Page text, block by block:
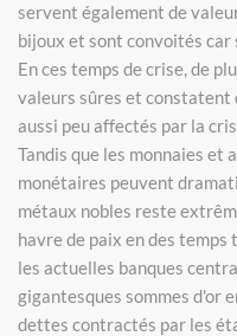
servent également de
bijoux et sont convoités
En ces temps de crise, de
valeurs sûres et constatent
aussi peu affectés par la
Tandis que les monnaies
monétaires peuvent
métaux nobles reste
havre de paix en des temps
les actuelles banques
gigantesques sommes d'or
dettes contractés par les